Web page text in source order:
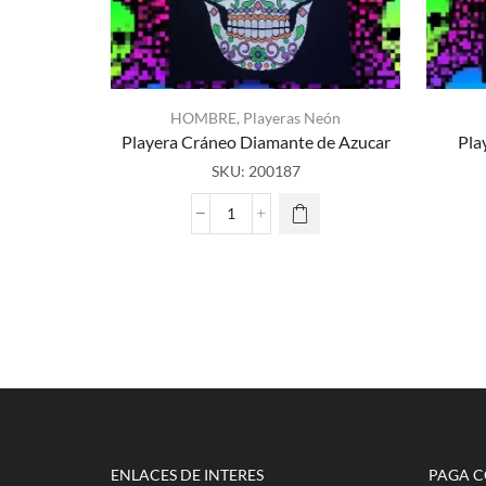
HOMBRE, Playeras Neón
Playera Cráneo Diamante de Azucar
SKU: 200187
Playera
ENLACES DE INTERES PAGA